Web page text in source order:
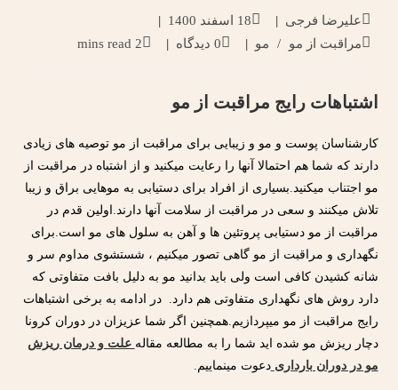
علیرضا فرجی
18 اسفند 1400
مراقبت از مو
/ مو 0 دیدگاه 2 mins read
اشتباهات رایج مراقبت از مو
کارشناسان پوست و مو و زیبایی برای مراقبت از مو توصیه های زیادی
دارند که شما هم احتمالا آنها را رعایت میکنید و از اشتباه در مراقبت از
مو اجتناب میکنید.بسیاری از افراد برای دستیابی به موهایی براق و زیبا
تلاش میکنند و سعی در مراقبت از سلامت آنها دارند.اولین قدم در
مراقبت از مو دستیابی پروتئین ها و آهن به سلول های مو است.برای
نگهداری و مراقبت از مو گاهی تصور میکنیم ، شستشوی مداوم سر و
شانه کشیدن کافی است ولی باید بدانید مو به دلیل بافت متفاوتی که
دارد روش های نگهداری متفاوتی هم دارد. در ادامه به برخی اشتباهات
رایج مراقبت از مو میپردازیم.همچنین اگر شما عزیزان در دوران کرونا
دچار ریزش مو شده اید شما را به مطالعه مقاله علت و درمان ریزش
مو در دوران بارداری دعوت مینماییم.